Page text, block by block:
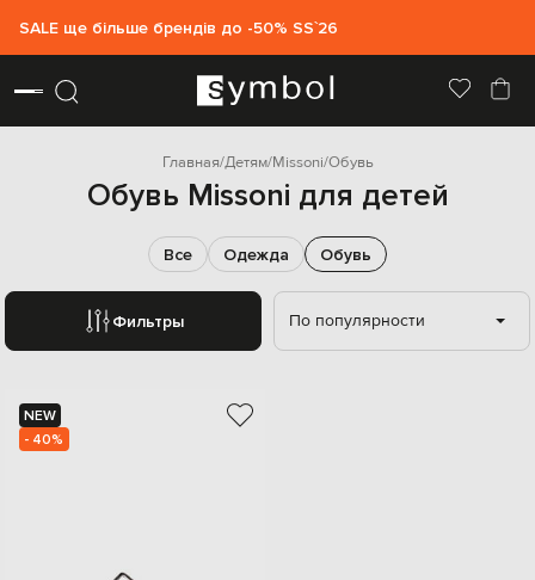
SALE ще більше брендів до -50% SS`26
Главная Детям Missoni Обувь
Обувь Missoni для детей
Фильтры
Все Одежда Обувь
По популярности
NEW
- 40%